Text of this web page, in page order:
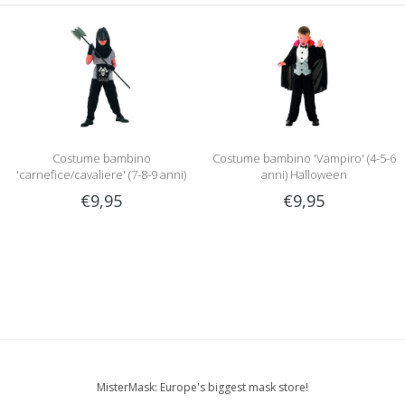
Costume bambino
'carnefice/cavaliere' (7-8-9 anni)
€9,95
Costume bambino 'Vampiro' (4-5-6
anni) Halloween
€9,95
MisterMask: Europe's biggest mask store!